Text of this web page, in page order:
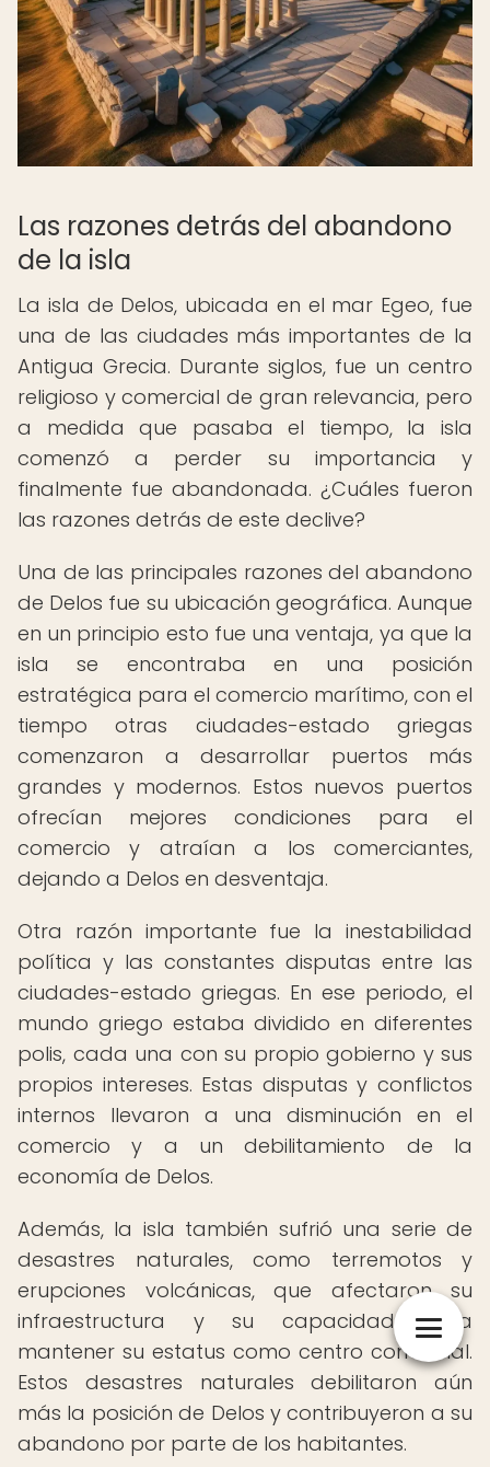
Las razones detrás del abandono
de la isla
La isla de Delos, ubicada en el mar Egeo, fue
una de las ciudades más importantes de la
Antigua Grecia. Durante siglos, fue un centro
religioso y comercial de gran relevancia, pero
a medida que pasaba el tiempo, la isla
comenzó a perder su importancia y
finalmente fue abandonada. ¿Cuáles fueron
las razones detrás de este declive?
Una de las principales razones del abandono
de Delos fue su ubicación geográfica. Aunque
en un principio esto fue una ventaja, ya que la
isla se encontraba en una posición
estratégica para el comercio marítimo, con el
tiempo otras ciudades-estado griegas
comenzaron a desarrollar puertos más
grandes y modernos. Estos nuevos puertos
ofrecían mejores condiciones para el
comercio y atraían a los comerciantes,
dejando a Delos en desventaja.
Otra razón importante fue la inestabilidad
política y las constantes disputas entre las
ciudades-estado griegas. En ese periodo, el
mundo griego estaba dividido en diferentes
polis, cada una con su propio gobierno y sus
propios intereses. Estas disputas y conflictos
internos llevaron a una disminución en el
comercio y a un debilitamiento de la
economía de Delos.
Además, la isla también sufrió una serie de
desastres naturales, como terremotos y
erupciones volcánicas, que afectaron su
infraestructura y su capacidad para
mantener su estatus como centro comercial.
Estos desastres naturales debilitaron aún
más la posición de Delos y contribuyeron a su
abandono por parte de los habitantes.